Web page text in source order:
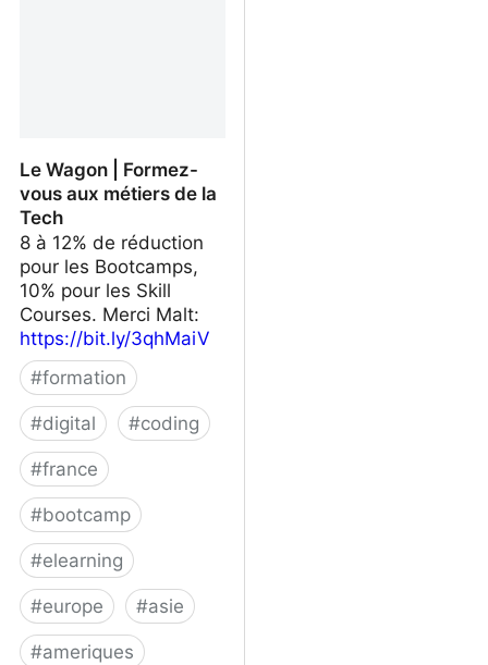
Le Wagon | Formez-
vous aux métiers de la
Tech
8 à 12% de réduction
pour les Bootcamps,
10% pour les Skill
Courses. Merci Malt:
https://bit.ly/3qhMaiV
#formation
#digital #coding
#france
#bootcamp
#elearning
#europe #asie
#ameriques